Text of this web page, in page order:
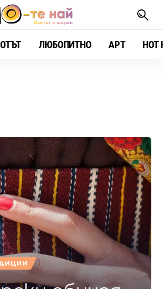
ЛЮБОПИТНО АРТ HOT